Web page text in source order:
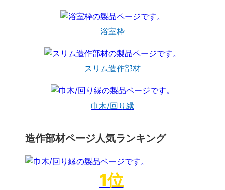
浴室枠
スリム造作部材
巾木/回り縁
造作部材ページ人気ランキング